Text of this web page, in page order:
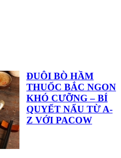
ĐUÔI BÒ HẦM
THUỐC BẮC NGON
KHÓ CƯỠNG – BÍ
QUYẾT NẤU TỪ A-
Z VỚI PACOW